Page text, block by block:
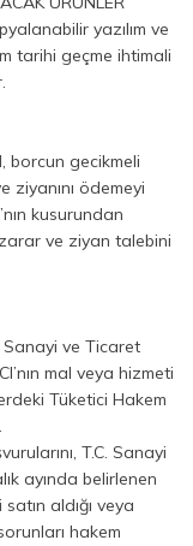
yazılım ve
tarihi geçme ihtimali
borcun gecikmeli
ziyanını ödemeyi
kusurundan
ve ziyan talebini
Sanayi ve Ticaret
mal veya hizmeti
Tüketici Hakem
T.C. Sanayi
ayında belirlenen
aldığı veya
hakem